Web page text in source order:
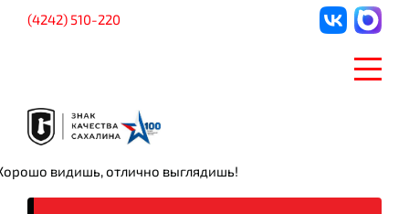
видишь, отлично выглядишь!
(4242) 510-220